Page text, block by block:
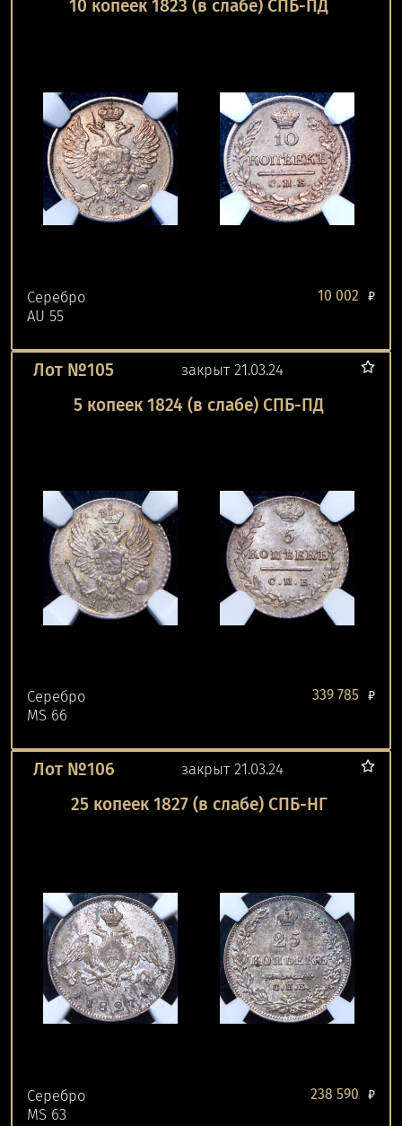
10 копеек 1823 (в слабе) СПБ-ПД
Серебро
AU 55
10 002 ₽
Лот №105 закрыт 21.03.24
5 копеек 1824 (в слабе) СПБ-ПД
Серебро
MS 66
339 785 ₽
Лот №106 закрыт 21.03.24
25 копеек 1827 (в слабе) СПБ-НГ
Серебро
MS 63
238 590 ₽